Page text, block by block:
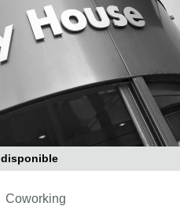
Coworking